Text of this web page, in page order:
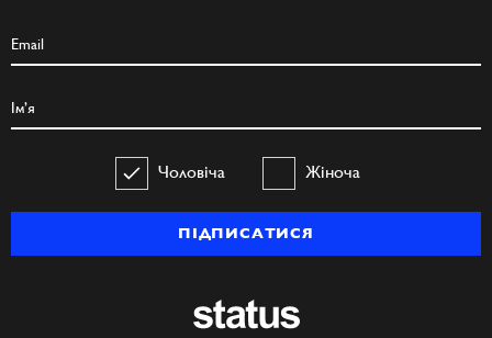
Чоловіча Жіноча
ПІДПИСАТИСЯ